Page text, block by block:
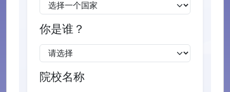
你是谁？
院校名称